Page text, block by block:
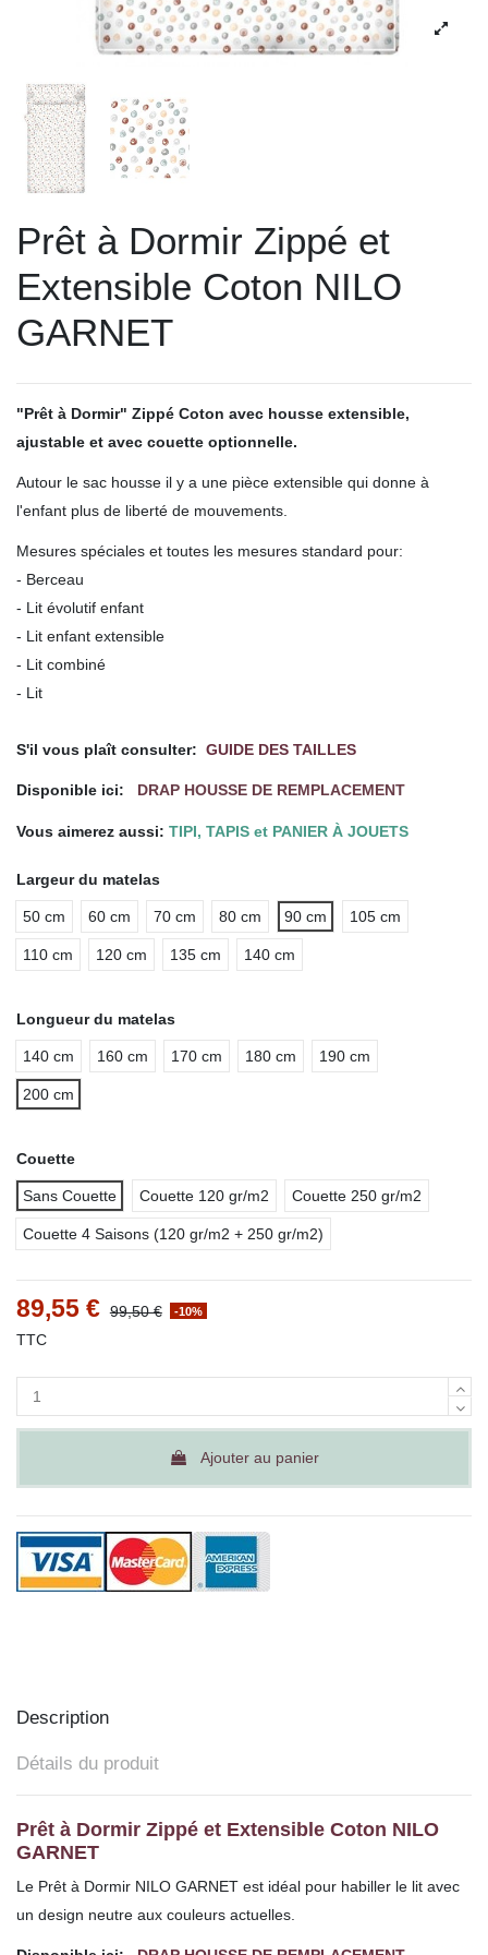
Prêt à Dormir Zippé et
Extensible Coton NILO
GARNET
"Prêt à Dormir" Zippé Coton avec housse extensible,
ajustable et avec couette optionnelle.
Autour le sac housse il y a une pièce extensible qui donne à
l'enfant plus de liberté de mouvements.
Mesures spéciales et toutes les mesures standard pour:
- Berceau
- Lit évolutif enfant
- Lit enfant extensible
- Lit combiné
- Lit
S'il vous plaît consulter: GUIDE DES TAILLES
Disponible ici: DRAP HOUSSE DE REMPLACEMENT
Vous aimerez aussi: TIPI, TAPIS et PANIER À JOUETS
Largeur du matelas
50 cm 60 cm 70 cm 80 cm 90 cm 105 cm
110 cm 120 cm 135 cm 140 cm
Longueur du matelas
140 cm 160 cm 170 cm 180 cm 190 cm
200 cm
Couette
Sans Couette Couette 120 gr/m2 Couette 250 gr/m2
Couette 4 Saisons (120 gr/m2 + 250 gr/m2)
89,55 € 99,50 € -10%
TTC
Ajouter au panier
Description
Détails du produit
Prêt à Dormir Zippé et Extensible Coton NILO
GARNET
Le Prêt à Dormir NILO GARNET est idéal pour habiller le lit avec
un design neutre aux couleurs actuelles.